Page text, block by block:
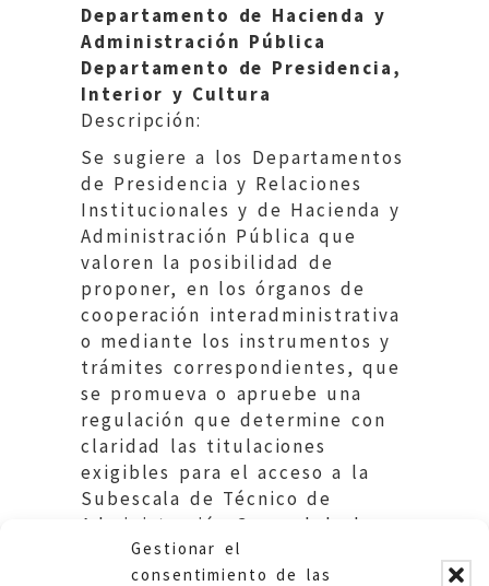
Gestionar el
consentimiento de las
Departamento de Hacienda y
Administración Pública
Departamento de Presidencia,
Interior y Cultura
Descripción:
Se sugiere a los Departamentos
de Presidencia y Relaciones
Institucionales y de Hacienda y
Administración Pública que
valoren la posibilidad de
proponer, en los órganos de
cooperación interadministrativa
o mediante los instrumentos y
trámites correspondientes, que
se promueva o apruebe una
regulación que determine con
claridad las titulaciones
exigibles para el acceso a la
Subescala de Técnico de
Administración General de las
Corporaciones Locales.